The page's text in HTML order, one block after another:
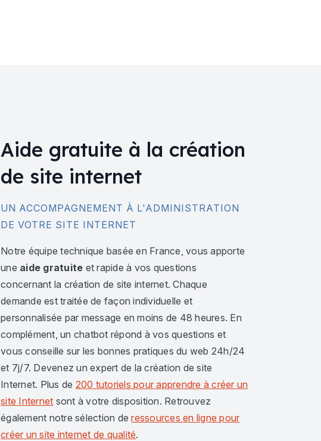
Aide gratuite à la création
de site internet
UN ACCOMPAGNEMENT À L'ADMINISTRATION
DE VOTRE SITE INTERNET
Notre équipe technique basée en France, vous apporte
une aide gratuite et rapide à vos questions
concernant la création de site internet. Chaque
demande est traitée de façon individuelle et
personnalisée par message en moins de 48 heures. En
complément, un chatbot répond à vos questions et
vous conseille sur les bonnes pratiques du web 24h/24
et 7j/7. Devenez un expert de la création de site
Internet. Plus de 200 tutoriels pour apprendre à créer un
site Internet sont à votre disposition. Retrouvez
également notre sélection deressources en ligne pour
créer un site internet de qualité.